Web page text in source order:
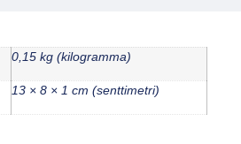
0,15 kg (kilogramma)
13 × 8 × 1 cm (senttimetri)